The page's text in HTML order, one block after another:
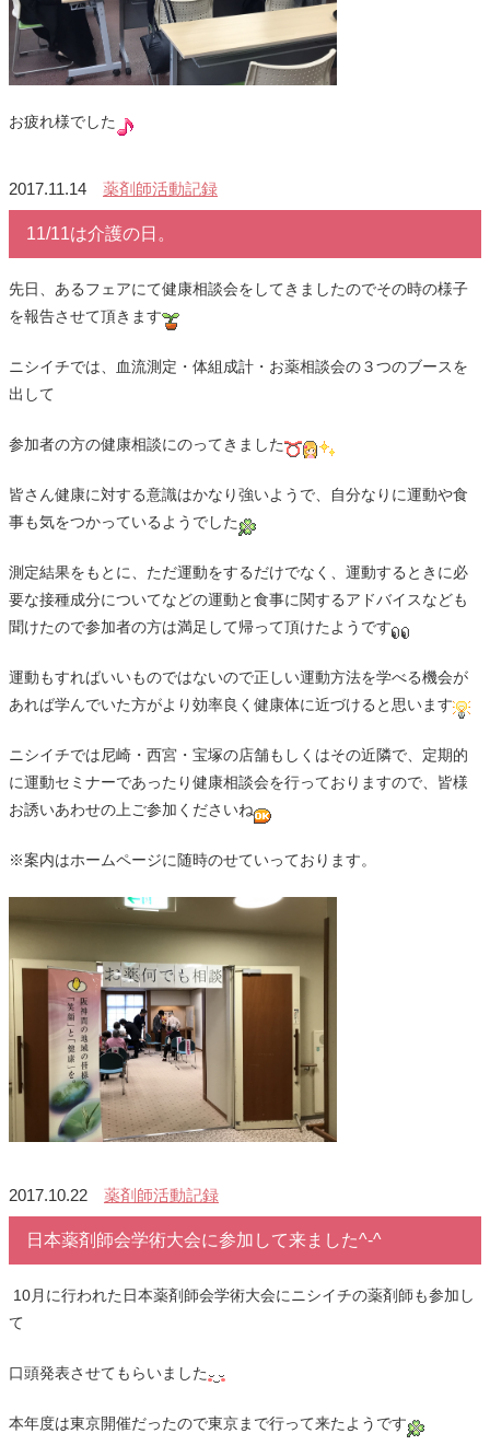
お疲れ様でした
2017.11.14 薬剤師活動記録
11/11は介護の日。
先日、あるフェアにて健康相談会をしてきましたのでその時の様子
を報告させて頂きます
ニシイチでは、血流測定・体組成計・お薬相談会の３つのブースを
出して
参加者の方の健康相談にのってきました
皆さん健康に対する意識はかなり強いようで、自分なりに運動や食
事も気をつかっているようでした
測定結果をもとに、ただ運動をするだけでなく、運動するときに必
要な接種成分についてなどの運動と食事に関するアドバイスなども
聞けたので参加者の方は満足して帰って頂けたようです
運動もすればいいものではないので正しい運動方法を学べる機会が
あれば学んでいた方がより効率良く健康体に近づけると思います
ニシイチでは尼崎・西宮・宝塚の店舗もしくはその近隣で、定期的
に運動セミナーであったり健康相談会を行っておりますので、皆様
お誘いあわせの上ご参加くださいね
※案内はホームページに随時のせていっております。
2017.10.22 薬剤師活動記録
日本薬剤師会学術大会に参加して来ました^-^
10月に行われた日本薬剤師会学術大会にニシイチの薬剤師も参加し
て
口頭発表させてもらいました
本年度は東京開催だったので東京まで行って来たようです